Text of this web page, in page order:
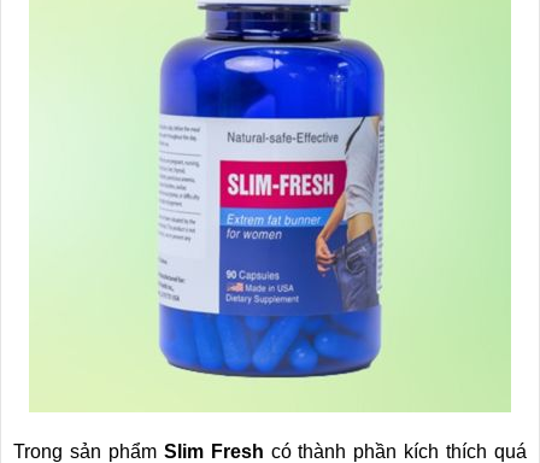
Trong sản phẩm Slim Fresh có thành phần kích thích quá
❆